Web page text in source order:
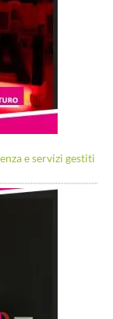
e servizi gestiti